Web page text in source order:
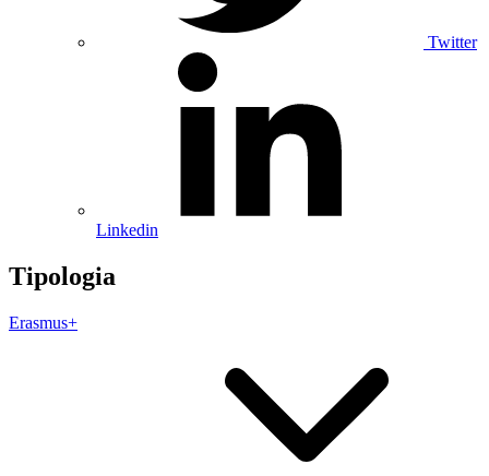
Twitter
Linkedin
Tipologia
Erasmus+